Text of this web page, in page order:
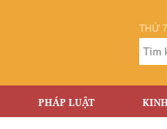
THỨ
PHÁP LUẬT